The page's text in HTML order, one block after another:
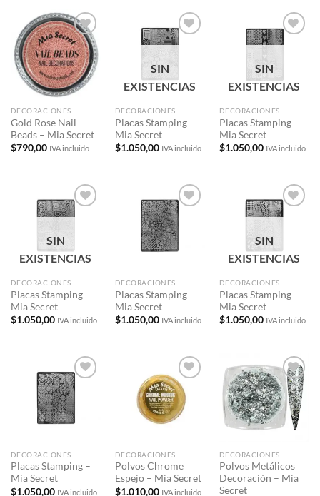
Añadir
a la
lista de
deseos
DECORACIONES
Gold Rose Nail
Beads – Mia Secret
$790,00 IVA incluido
Añadir
lista de
SIN
EXISTENCIAS
DECORACIONES
Placas Stamping –
Mia Secret
$1.050,00 IVA incluido
Añadir
SIN
EXISTENCIAS
DECORACIONES
Placas Stamping –
Mia Secret
$1.050,00 IVA incluido
Añadir
SIN
EXISTENCIAS
DECORACIONES
Placas Stamping –
Mia Secret
$1.050,00 IVA incluido
Añadir
lista de
deseos
DECORACIONES
Placas Stamping –
Mia Secret
$1.050,00 IVA incluido
Añadir
SIN
EXISTENCIAS
DECORACIONES
Placas Stamping –
Mia Secret
$1.050,00 IVA incluido
Añadir
lista de
deseos
DECORACIONES
Placas Stamping –
Mia Secret
$1.050,00 IVA incluido
Añadir
a la
lista de
deseos
DECORACIONES
Polvos Chrome
Espejo – Mia Secret
$1.010,00 IVA incluido
Añadir
a la
lista de
deseos
DECORACIONES
Polvos Metálicos
Decoración – Mia
Secret